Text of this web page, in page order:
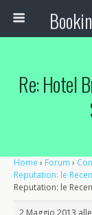
Re: Hotel
Home › Forum ›
Reputation: le
Reputation: le
2 Maggio 2013